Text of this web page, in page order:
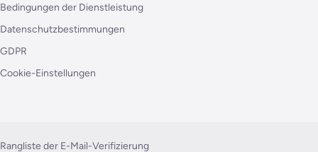
Bedingungen der Dienstleistung
Datenschutzbestimmungen
GDPR
Cookie-Einstellungen
Rangliste der E-Mail-Verifizierung